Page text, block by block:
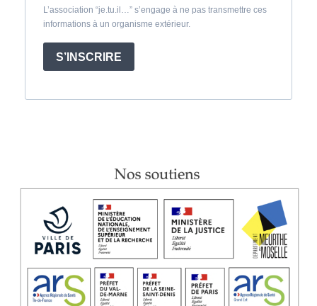
L’association “je.tu.il…” s’engage à ne pas transmettre ces
informations à un organisme extérieur.
S’INSCRIRE